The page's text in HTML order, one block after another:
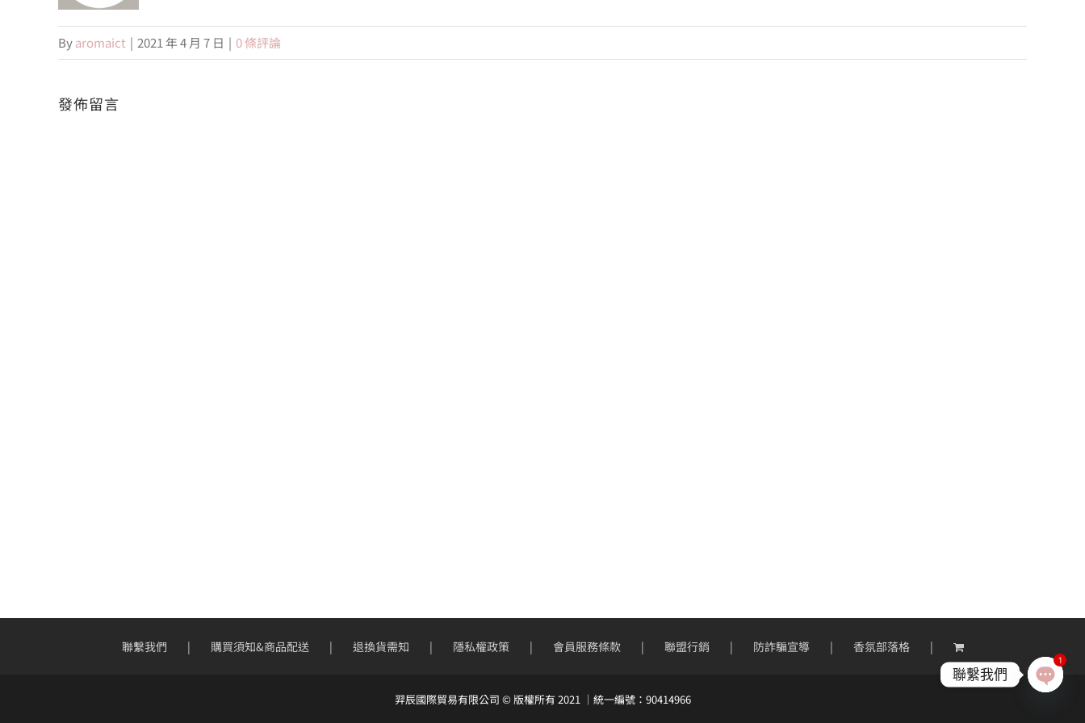
Byaromaict | 2021 年 4 月 7 日 | 0 條評論
發佈留言
聯繫我們 購買須知&商品配送 退換貨需知 隱私權政策 會員服務條款 聯盟行銷 防詐騙宣導 香氛部落格
羿辰國際貿易有限公司 © 版權所有 2021 ｜統一編號：90414966
聯繫我們
1